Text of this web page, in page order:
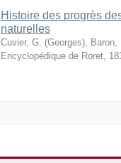
Histoire des progrès
naturelles
Cuvier, G. (Georges), Baron,
Encyclopédique de Roret